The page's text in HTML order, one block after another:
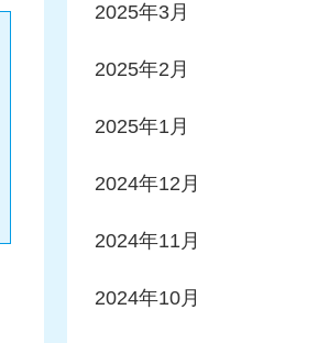
2025年3月
2025年2月
2025年1月
2024年12月
2024年11月
2024年10月